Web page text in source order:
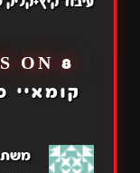
8 THOUGHTS ON “